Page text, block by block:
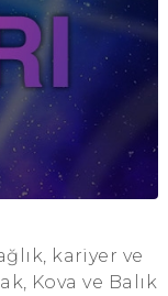
kariyer ve
Kova ve Balık